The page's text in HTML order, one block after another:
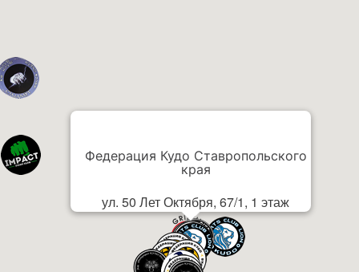
Федерация Кудо Ставропольского
края
ул. 50 Лет Октября, 67/1, 1 этаж